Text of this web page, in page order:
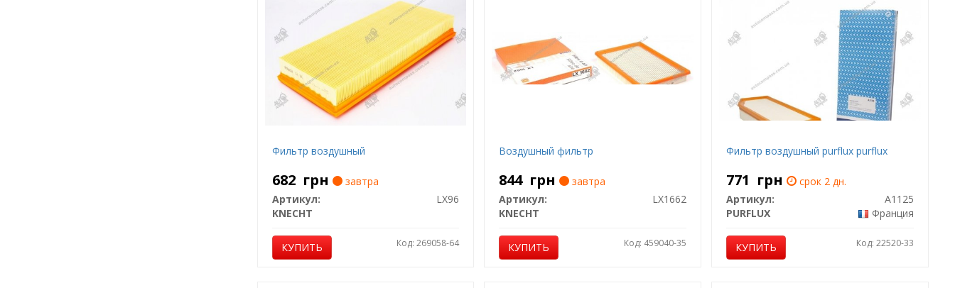
Фильтр воздушный
682 грн
завтра
Артикул:
LX96
KNECHT
КУПИТЬ Код: 269058-64
Воздушный фильтр
844 грн
завтра
Артикул:
LX1662
KNECHT
КУПИТЬ Код: 459040-35
Фильтр воздушный purflux purflux
771 грн
срок 2 дн.
Артикул:
A1125
PURFLUX
Франция
КУПИТЬ Код: 22520-33